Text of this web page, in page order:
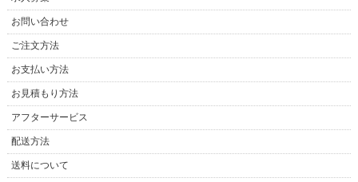
お問い合わせ
ご注文方法
お支払い方法
お見積もり方法
アフターサービス
配送方法
送料について